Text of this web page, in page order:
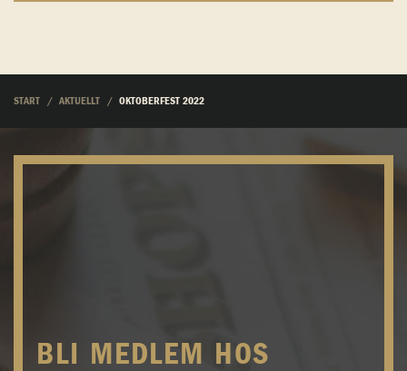
START AKTUELLT OKTOBERFEST 2022
BLI MEDLEM HOS